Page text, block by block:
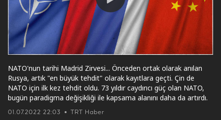
Play
Video
01.07.2022 22:03 TRT Haber
NATO'nun tarihi Madrid Zirvesi... Önceden ortak olarak anılan
Rusya, artık "en büyük tehdit" olarak kayıtlara geçti. Çin de
NATO için ilk kez tehdit oldu. 73 yıldır caydırıcı güç olan NATO,
bugün paradigma değişikliği ile kapsama alanını daha da artırdı.